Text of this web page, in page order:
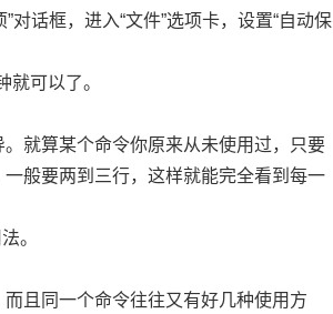
对话框，进入“文件”选项卡，设置“自动保
就可以了。
就算某个命令你原来从未使用过，只要
般要两到三行，这样就能完全看到每一
。
且同一个命令往往又有好几种使用方